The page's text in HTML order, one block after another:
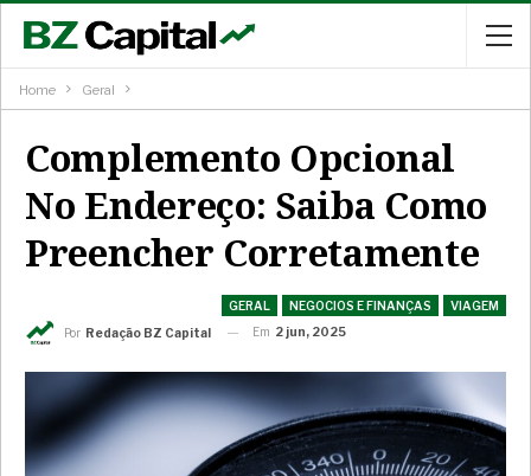
Home Geral
Complemento Opcional
No Endereço: Saiba Como
Preencher Corretamente
GERAL NEGOCIOS E FINANÇAS
VIAGEM
Por Redação BZ Capital Em 2 jun, 2025